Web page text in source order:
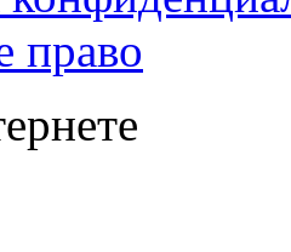
право